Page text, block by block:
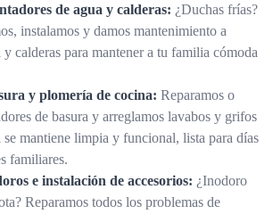
de agua y calderas: ¿Duchas frías?
instalamos y damos mantenimiento a
y calderas para mantener a tu familia cómoda
y plomería de cocina: Reparamos o
de basura y arreglamos lavabos y grifos
mantiene limpia y funcional, lista para días
familiares.
e instalación de accesorios: ¿Inodoro
Reparamos todos los problemas de